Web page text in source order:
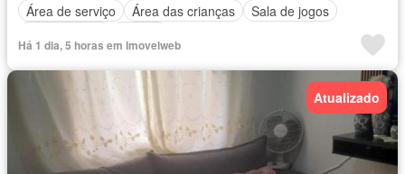
Área de serviço
Área das crianças
Sala de jogos
Há 1 dia, 5 horas em Imovelweb
Atualizado